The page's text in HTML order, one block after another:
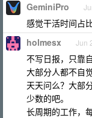
GeminiPro
感觉干活时间占
holmesx Jun
不写日报，只靠
大部分人都不自
天天问么？大部
少数的吧。
长周期的工作，